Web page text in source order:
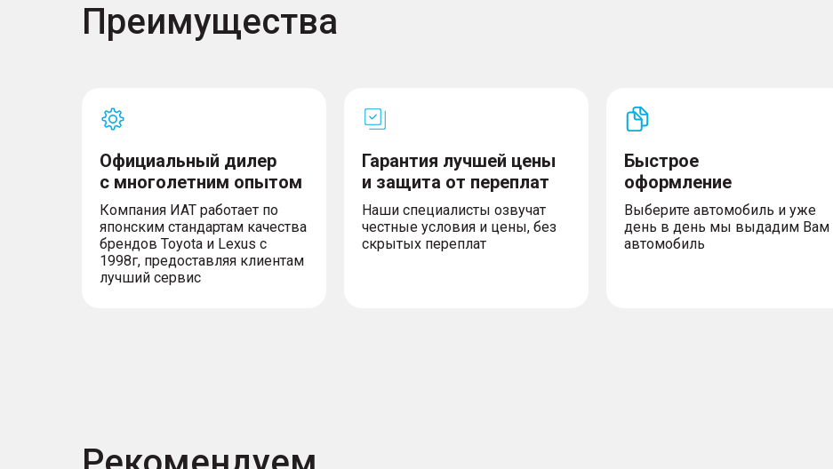
Преимущества
Официальный дилер
с многолетним опытом
Компания ИАТ работает по
японским стандартам качества
брендов Toyota и Lexus с
1998г, предоставляя клиентам
лучший сервис
Гарантия лучшей цены
и защита от переплат
Наши специалисты озвучат
честные условия и цены, без
скрытых переплат
Быстрое
оформление
Выберите автомобиль и уже
день в день мы выдадим Вам
автомобиль